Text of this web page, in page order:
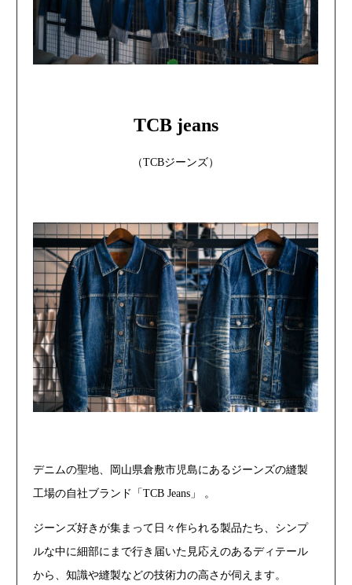
TCB jeans
（TCBジーンズ）
デニムの聖地、岡山県倉敷市児島にあるジーンズの縫製
工場の自社ブランド「TCB Jeans」 。
ジーンズ好きが集まって日々作られる製品たち、シンプ
ルな中に細部にまで行き届いた見応えのあるディテール
から、知識や縫製などの技術力の高さが伺えます。